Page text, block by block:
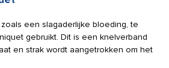
een slagaderlijke bloeding, te
gebruikt. Dit is een knelverband
en strak wordt aangetrokken om het